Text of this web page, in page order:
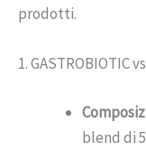
prodotti.
1. GASTROBIOTIC
blend di